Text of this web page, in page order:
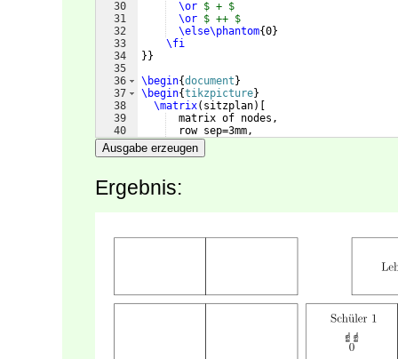
30
31
32
33
34
35
36
37
38
39
40
41
\or $ + $
\or $ ++ $
\else\phantom{0}
\fi
}}
\begin{document }
\begin{tikzpicture}
\matrix( sitzplan)
  matrix of nodes,
  row sep=3mm,
  column sep=-
Ausgabe erzeugen
Ergebnis: